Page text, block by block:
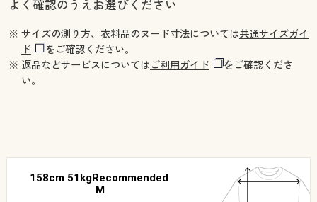
よく確認のうえお選びください
※ サイズの測り方、衣料品のヌード寸法については共通サイズガイ
ド
をご確認ください。
※ 返品などサービスについてはご利用ガイド
をご確認くださ
い。
158cm 51kgRecommended
M